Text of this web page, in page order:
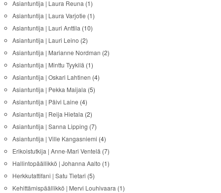
Asiantuntija | Laura Reuna (1)
Asiantuntija | Laura Varjotie (1)
Asiantuntija | Lauri Anttila (10)
Asiantuntija | Lauri Leino (2)
Asiantuntija | Marianne Nordman (2)
Asiantuntija | Minttu Tyykilä (1)
Asiantuntija | Oskari Lahtinen (4)
Asiantuntija | Pekka Maijala (5)
Asiantuntija | Päivi Laine (4)
Asiantuntija | Reija Hietala (2)
Asiantuntija | Sanna Lipping (7)
Asiantuntija | Ville Kangasniemi (4)
Erikoistutkija | Anne-Mari Ventelä (7)
Hallintopäällikkö | Johanna Aalto (1)
Herkkutattifani | Satu Tietari (5)
Kehittämispäällikkö | Mervi Louhivaara (1)